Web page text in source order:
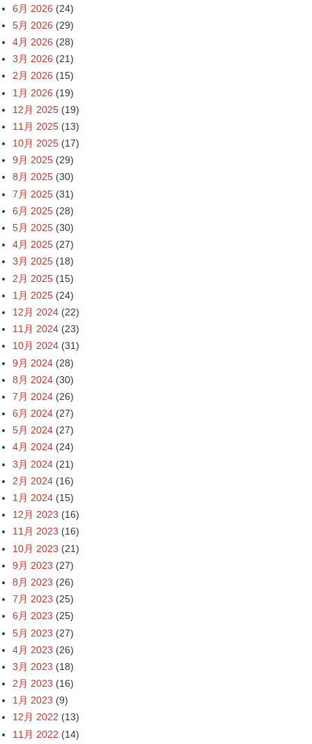
6月 2026 (24)
5月 2026 (29)
4月 2026 (28)
3月 2026 (21)
2月 2026 (15)
1月 2026 (19)
12月 2025 (19)
11月 2025 (13)
10月 2025 (17)
9月 2025 (29)
8月 2025 (30)
7月 2025 (31)
6月 2025 (28)
5月 2025 (30)
4月 2025 (27)
3月 2025 (18)
2月 2025 (15)
1月 2025 (24)
12月 2024 (22)
11月 2024 (23)
10月 2024 (31)
9月 2024 (28)
8月 2024 (30)
7月 2024 (26)
6月 2024 (27)
5月 2024 (27)
4月 2024 (24)
3月 2024 (21)
2月 2024 (16)
1月 2024 (15)
12月 2023 (16)
11月 2023 (16)
10月 2023 (21)
9月 2023 (27)
8月 2023 (26)
7月 2023 (25)
6月 2023 (25)
5月 2023 (27)
4月 2023 (26)
3月 2023 (18)
2月 2023 (16)
1月 2023 (9)
12月 2022 (13)
11月 2022 (14)